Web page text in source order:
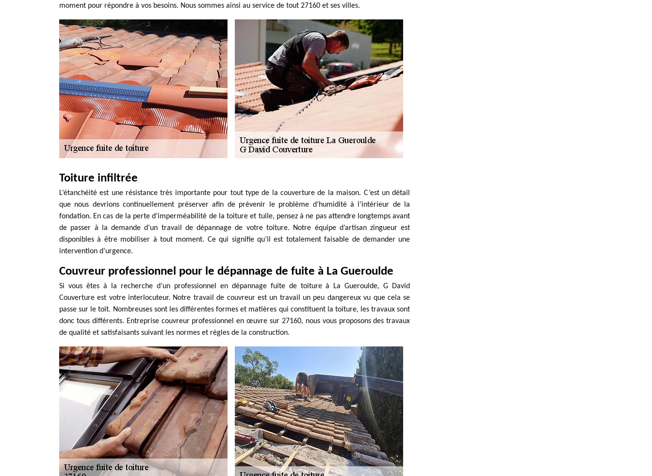
moment pour répondre à vos besoins. Nous sommes ainsi au service de tout 27160 et ses villes.
Toiture infiltrée
L’étanchéité est une résistance très importante pour tout type de la couverture de la maison. C’est un détail
que nous devrions continuellement préserver afin de prévenir le problème d’humidité à l’intérieur de la
fondation. En cas de la perte d’imperméabilité de la toiture et tuile, pensez à ne pas attendre longtemps avant
de passer à la demande d’un travail de dépannage de votre toiture. Notre équipe d’artisan zingueur est
disponibles à être mobiliser à tout moment. Ce qui signifie qu’il est totalement faisable de demander une
intervention d’urgence.
Couvreur professionnel pour le dépannage de fuite à La Gueroulde
Si vous êtes à la recherche d’un professionnel en dépannage fuite de toiture à La Gueroulde, G David
Couverture est votre interlocuteur. Notre travail de couvreur est un travail un peu dangereux vu que cela se
passe sur le toit. Nombreuses sont les différentes formes et matières qui constituent la toiture, les travaux sont
donc tous différents. Entreprise couvreur professionnel en œuvre sur 27160, nous vous proposons des travaux
de qualité et satisfaisants suivant les normes et règles de la construction.